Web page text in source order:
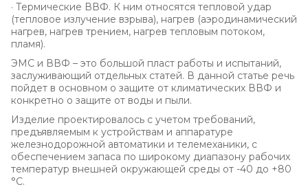
· Термические ВВФ. К ним относятся тепловой удар
(тепловое излучение взрыва), нагрев (аэродинамический
нагрев, нагрев трением, нагрев тепловым потоком,
пламя).
ЭМС и ВВФ – это большой пласт работы и испытаний,
заслуживающий отдельных статей. В данной статье речь
пойдет в основном о защите от климатических ВВФ и
конкретно о защите от воды и пыли.
Изделие проектировалось с учетом требований,
предъявляемым к устройствам и аппаратуре
железнодорожной автоматики и телемеханики, с
обеспечением запаса по широкому диапазону рабочих
температур внешней окружающей среды от -40 до +80
°C.